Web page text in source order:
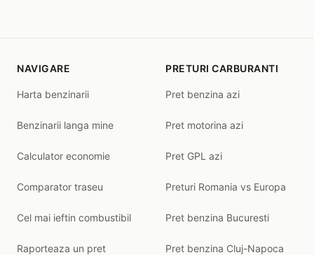
NAVIGARE
Harta benzinarii
Benzinarii langa mine
Calculator economie
Comparator traseu
Cel mai ieftin combustibil
Raporteaza un pret
PRETURI CARBURANTI
Pret benzina azi
Pret motorina azi
Pret GPL azi
Preturi Romania vs Europa
Pret benzina Bucuresti
Pret benzina Cluj-Napoca